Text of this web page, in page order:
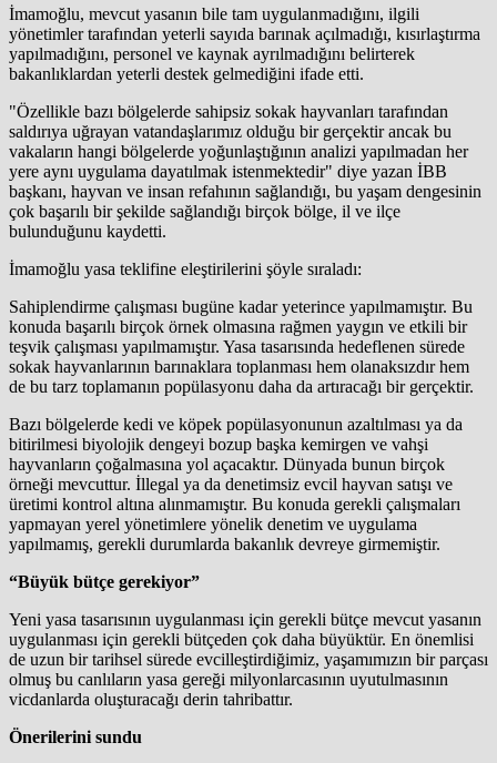
İmamoğlu, mevcut yasanın bile tam uygulanmadığını, ilgili
yönetimler tarafından yeterli sayıda barınak açılmadığı, kısırlaştırma
yapılmadığını, personel ve kaynak ayrılmadığını belirterek
bakanlıklardan yeterli destek gelmediğini ifade etti.
"Özellikle bazı bölgelerde sahipsiz sokak hayvanları tarafından
saldırıya uğrayan vatandaşlarımız olduğu bir gerçektir ancak bu
vakaların hangi bölgelerde yoğunlaştığının analizi yapılmadan her
yere aynı uygulama dayatılmak istenmektedir" diye yazan İBB
başkanı, hayvan ve insan refahının sağlandığı, bu yaşam dengesinin
çok başarılı bir şekilde sağlandığı birçok bölge, il ve ilçe
bulunduğunu kaydetti.
İmamoğlu yasa teklifine eleştirilerini şöyle sıraladı:
Sahiplendirme çalışması bugüne kadar yeterince yapılmamıştır. Bu
konuda başarılı birçok örnek olmasına rağmen yaygın ve etkili bir
teşvik çalışması yapılmamıştır. Yasa tasarısında hedeflenen sürede
sokak hayvanlarının barınaklara toplanması hem olanaksızdır hem
de bu tarz toplamanın popülasyonu daha da artıracağı bir gerçektir.
Bazı bölgelerde kedi ve köpek popülasyonunun azaltılması ya da
bitirilmesi biyolojik dengeyi bozup başka kemirgen ve vahşi
hayvanların çoğalmasına yol açacaktır. Dünyada bunun birçok
örneği mevcuttur. İllegal ya da denetimsiz evcil hayvan satışı ve
üretimi kontrol altına alınmamıştır. Bu konuda gerekli çalışmaları
yapmayan yerel yönetimlere yönelik denetim ve uygulama
yapılmamış, gerekli durumlarda bakanlık devreye girmemiştir.
“Büyük bütçe gerekiyor”
Yeni yasa tasarısının uygulanması için gerekli bütçe mevcut yasanın
uygulanması için gerekli bütçeden çok daha büyüktür. En önemlisi
de uzun bir tarihsel sürede evcilleştirdiğimiz, yaşamımızın bir parçası
olmuş bu canlıların yasa gereği milyonlarcasının uyutulmasının
vicdanlarda oluşturacağı derin tahribattır.
Önerilerini sundu